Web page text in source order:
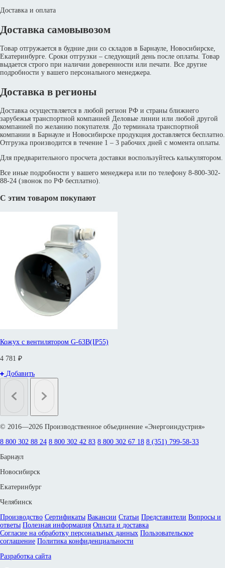
Доставка и оплата
Доставка самовывозом
Товар отгружается в будние дни со складов в Барнауле, Новосибирске,
Екатеринбурге. Сроки отгрузки – следующий день после оплаты. Товар
выдается строго при наличии доверенности или печати. Все другие
подробности у вашего персонального менеджера.
Доставка в регионы
Доставка осуществляется в любой регион РФ и страны ближнего
зарубежья транспортной компанией Деловые линии или любой другой
компанией по желанию покупателя. До терминала транспортной
компании в Барнауле и Новосибирске продукция доставляется бесплатно.
Отгрузка производится в течение 1 – 3 рабочих дней с момента оплаты.
Для предварительного просчета доставки воспользуйтесь калькулятором.
Все иные подробности у вашего менеджера или по телефону 8-800-302-
88-24 (звонок по РФ бесплатно).
С этим товаром покупают
Кожух с вентилятором G-63B(IP55)
4 781 ₽
Добавить
© 2016—2026 Производственное объединение «Энергоиндустрия»
8 800 302 88 24 8 800 302 42 83 8 800 302 67 18 8 (351) 799-58-33
Барнаул
Новосибирск
Екатеринбург
Челябинск
Производство Сертификаты Вакансии Статьи Представители Вопросы и
ответы Полезная информация Оплата и доставка
Согласие на обработку персональных данных Пользовательское
соглашение Политика конфиденциальности
Разработка сайта